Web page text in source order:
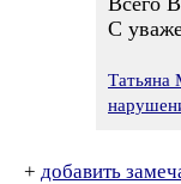
С
Татьяна
+ добавить